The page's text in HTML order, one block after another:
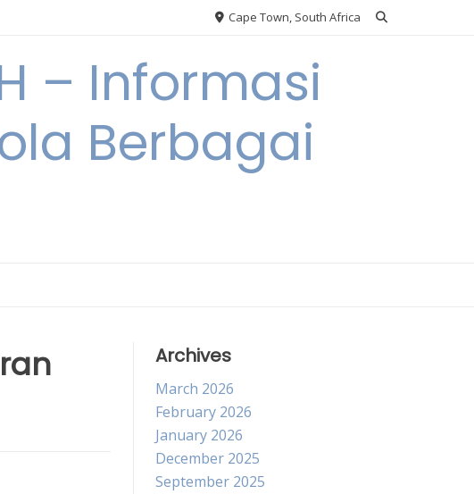
Cape Town, South Africa
– Informasi
Berbagai
Archives
March 2026
February 2026
January 2026
December 2025
September 2025